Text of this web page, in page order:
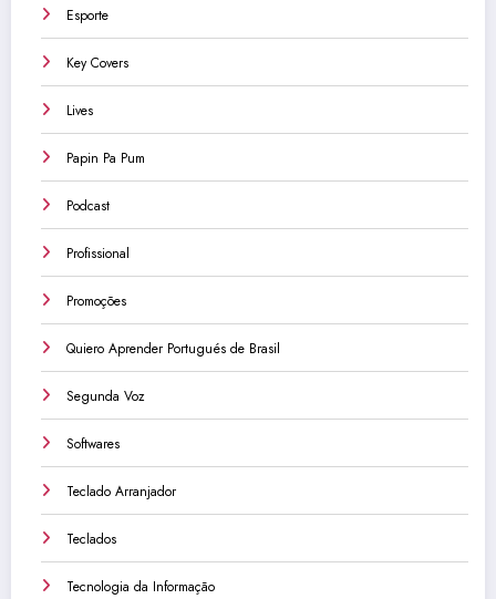
Esporte
Key Covers
Lives
Papin Pa Pum
Podcast
Profissional
Promoções
Quiero Aprender Portugués de Brasil
Segunda Voz
Softwares
Teclado Arranjador
Teclados
Tecnologia da Informação